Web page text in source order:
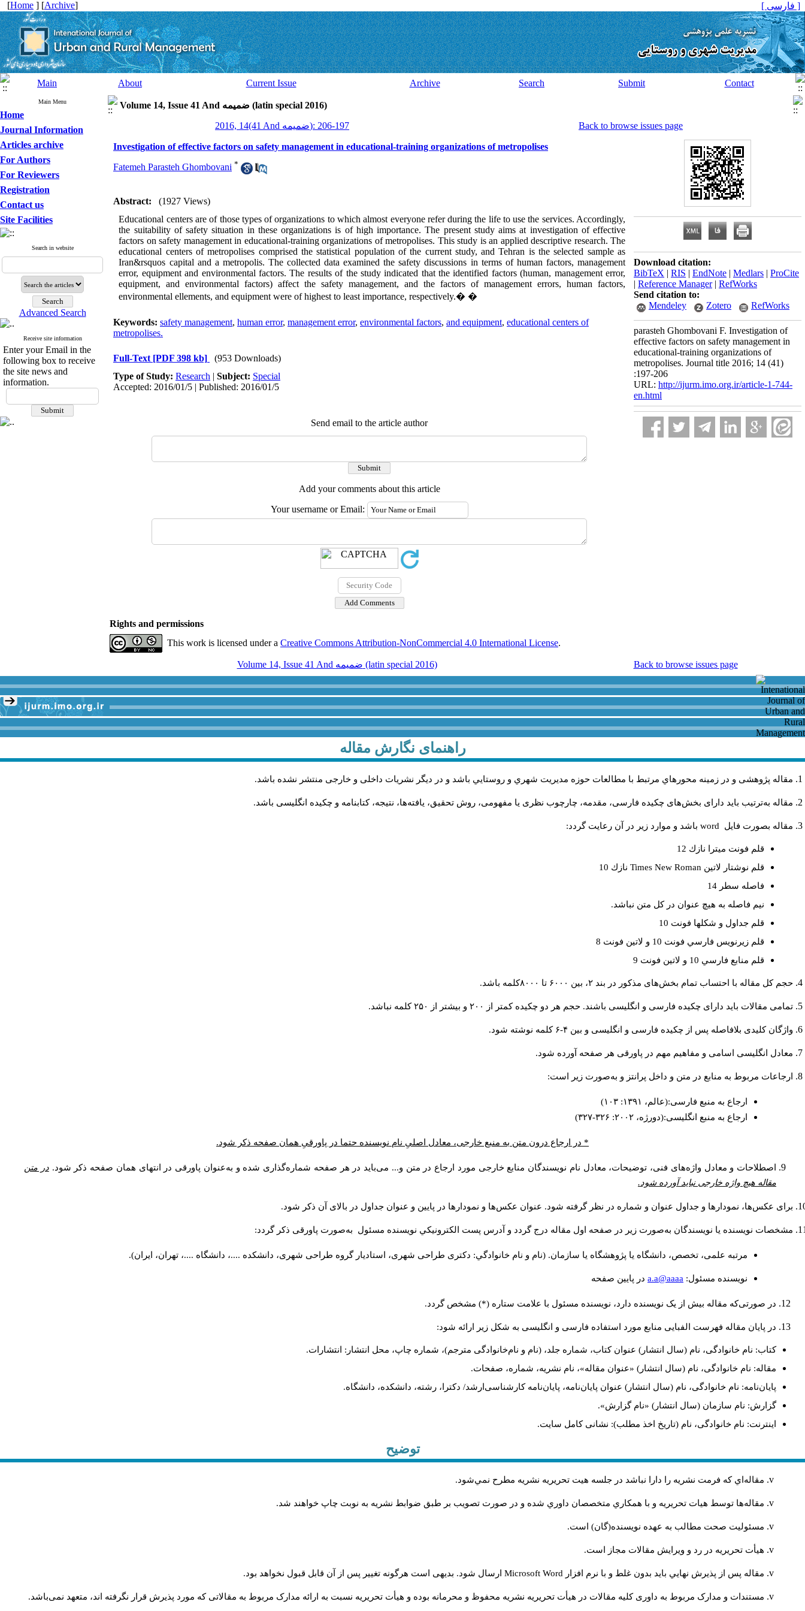
[Home ] [Archive] [ فارسی ]
Main About Current Issue Archive Search Submit Contact
Main Menu
Home
Journal Information
Articles archive
For Authors
For Reviewers
Registration
Contact us
Site Facilities
Search in website
Advanced Search
Receive site information
Enter your Email in the
following box to receive
the site news and
information.
Volume 14, Issue 41 And ضميمه (latin special 2016)
2016, 14(41 And ضميمه): 197-206
Back to browse issues page
Investigation of effective factors on safety management in educational-training organizations of metropolises
Fatemeh Parasteh Ghombovani *
Abstract:
(1927 Views)
Educational centers are of those types of organizations to which almost everyone refer during the life to use the services. Accordingly,
the suitability of safety situation in these organizations is of high importance. The present study aims at investigation of effective
factors on safety management in educational-training organizations of metropolises. This study is an applied descriptive research. The
educational centers of metropolises comprised the statistical population of the current study, and Tehran is the selected sample as
Iran&rsquos capital and a metropolis. The collected data examined the safety discussions in terms of human factors, management
error, equipment and environmental factors. The results of the study indicated that the identified factors (human, management error,
equipment, and environmental factors) affect the safety management, and the factors of management errors, human factors,
environmental ellements, and equipment were of highest to least importance, respectively.� �
Keywords: safety management, human error, management error, environmental factors, and equipment, educational centers of
metropolises.
Full-Text [PDF 398 kb]
(953 Downloads)
Type of Study: Research | Subject: Special
Accepted: 2016/01/5 | Published: 2016/01/5
Send email to the article author
Add your comments about this article
Your username or Email:
Download citation:
BibTeX | RIS | EndNote | Medlars | ProCite
| Reference Manager| RefWorks
Send citation to:
Mendeley
Zotero RefWorks
parasteh Ghombovani F. Investigation of
effective factors on safety management in
educational-training organizations of
metropolises. Journal title 2016; 14 (41)
:197-206
URL: http://ijurm.imo.org.ir/article-1-744-
en.html
Rights and permissions
This work is licensed under a Creative Commons Attribution-NonCommercial 4.0 International License.
Volume 14, Issue 41 And ضميمه (latin special 2016) Back to browse issues page
راهنمای نگارش مقاله
مقاله پژوهشی و در زمینه محورهاي مرتبط با مطالعات حوزه مديريت شهري و روستايي باشد و در دیگر نشریات داخلی و خارجی منتشر نشده باشد.
مقاله به‌ترتیب باید دارای بخش‌های چکیده فارسی، مقدمه، چارچوب نظری یا مفهومی، روش تحقیق، یافته‌ها، نتیجه، کتابنامه و چکیده انگلیسی باشد.
مقاله بصورت فايل word باشد و موارد زير در آن رعايت گردد:
قلم فونت ميترا نازك 12
قلم نوشتار لاتين Times New Roman نازك 10
فاصله سطر 14
نيم فاصله به هيچ عنوان در كل متن نباشد.
قلم جداول و شكلها فونت 10
قلم زيرنويس فارسي فونت 10 و لاتين فونت 8
قلم منابع فارسي 10 و لاتين فونت 9
حجم کل مقاله با احتساب تمام بخش‌های مذکور در بند ۲، بین ۶۰۰۰ تا ۸۰۰۰کلمه باشد.
تمامی مقالات باید دارای چکیده فارسی و انگلیسی باشند. حجم هر دو چکیده کمتر از ۲۰۰ و بیشتر از ۲۵۰ کلمه نباشد.
واژگان کلیدی بلافاصله پس از چکیده فارسی و انگلیسی و بین ۴-۶ کلمه نوشته شود.
معادل انگلیسی اسامی و مفاهیم مهم در پاورقی هر صفحه آورده شود.
ارجاعات مربوط به منابع در متن و داخل پرانتز و به‌صورت زیر است:
ارجاع به منبع فارسی:(عالم، ۱۳۹۱: ۱۰۳)
ارجاع به منبع انگلیسی:(دورژه، ۲۰۰۲: ۳۲۶-۳۲۷)
* در ارجاع درون متن به منبع خارجی، معادل اصلیِ نام نویسنده حتما در پاورقیِ همان صفحه ذکر شود.
اصطلاحات و معادل واژه‌های فنی، توضیحات، معادل نام نویسندگان منابع خارجی مورد ارجاع در متن و... می‌باید در هر صفحه شماره‌گذاری شده و به‌عنوان پاورقی در انتهای همان صفحه ذکر شود. در متن
مقاله هیچ واژه خارجی نباید آورده شود.
برای عکس‌ها، نمودارها و جداول عنوان و شماره در نظر گرفته شود. عنوان عکس‌ها و نمودارها در پایین و عنوان جداول در بالای آن ذکر شود.
مشخصات نویسنده یا نویسندگان به‌صورت زیر در صفحه اول مقاله درج گردد و آدرس پست الكترونيكي نويسنده مسئول به‌صورت پاورقی ذکر گردد:
مرتبه علمی، تخصص، دانشگاه یا پژوهشگاه یا سازمان. (نام و نام خانوادگي: دکتری طراحی شهری، استادیار گروه طراحی شهری، دانشکده ....، دانشگاه ....، تهران، ایران).
نويسنده مسئول: a.a@aaaa در پايين صفحه
در صورتی‌که مقاله بیش از یک نویسنده دارد، نویسنده مسئول با علامت ستاره (*) مشخص گردد.
در پایان مقاله فهرست الفبایی منابع مورد استفاده فارسی و انگلیسی به شکل زیر ارائه شود:
کتاب: نام خانوادگی، نام (سال انتشار) عنوان کتاب، شماره جلد، (نام و نام‌خانوادگی مترجم)، شماره چاپ، محل انتشار: انتشارات.
مقاله: نام خانوادگی، نام (سال انتشار) «عنوان مقاله»، نام نشریه، شماره، صفحات.
پایان‌نامه: نام خانوادگی، نام (سال انتشار) عنوان پایان‌نامه، پایان‌نامه کارشناسی‌ارشد/ دکترا، رشته، دانشکده، دانشگاه.
گزارش: نام سازمان (سال انتشار) «نام گزارش».
اینترنت: نام خانوادگی، نام (تاریخ اخذ مطلب): نشانی کامل سایت.
توضیح
مقاله‌اي كه فرمت نشريه را دارا نباشد در جلسه هيت تحريريه نشريه مطرح نمي‌شود.
مقاله‌ها توسط هیات تحريريه و با همکاري متخصصان داوري شده و در صورت تصويب بر طبق ضوابط نشريه به نوبت چاپ خواهند شد.
مسئوليت صحت مطالب به عهده نويسنده(گان) است.
هيأت تحريريه در رد و ويرايش مقالات مجاز است.
مقاله پس از پذيرش نهايي باید بدون غلط و با نرم افزار Microsoft Word ارسال شود. بدیهی است هرگونه تغییر پس از آن قابل قبول نخواهد بود.
مستندات و مدارک مربوط به داوری کلیه مقالات در هیأت تحریریه نشریه محفوظ و محرمانه بوده و هیأت تحریریه نسبت به ارائه مدارک مربوط به مقالاتی که مورد پذیرش قرار نگرفته اند، متعهد نمی‌باشد.